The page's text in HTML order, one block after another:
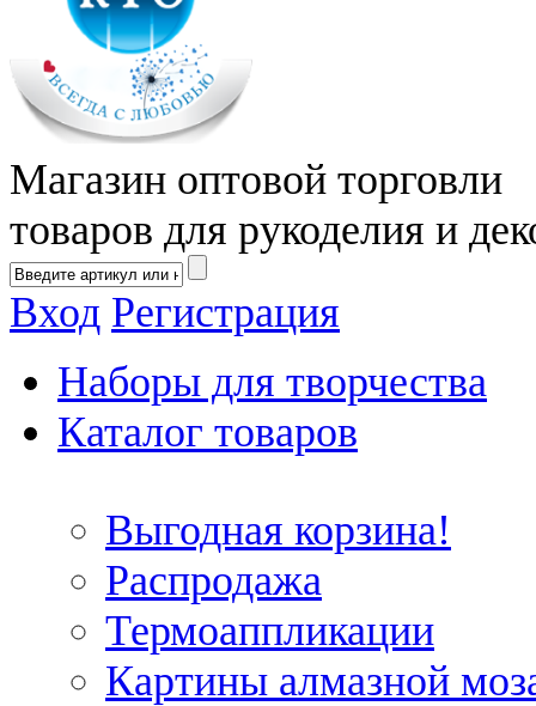
Магазин оптовой торговли
товаров для рукоделия и
Вход Регистрация
Наборы для творчества
Каталог товаров
Выгодная корзина!
Распродажа
Термоаппликации
Картины алмазной